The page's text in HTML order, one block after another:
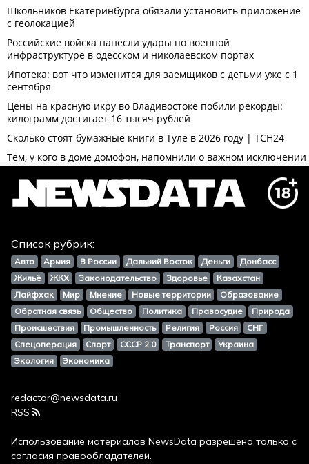
Список рубрик:
Авто Армия В России Дальний Восток Деньги
Донбасс
Жильё
ЖКХ Законодательство Здоровье
Казахстан
Лайфхак
Мир Мнение Новые территории
Образование
Обратная связь
Общество Политика Правосудие
Природа
Происшествия
Промышленность Религия Россия
СНГ
Спецоперация
Спорт СССР 2.0 Транспорт
Украина
Экология
Экономика
redactor@newsdata.ru
RSS
Использование материалов NewsData разрешено только с
согласия правообладателей.